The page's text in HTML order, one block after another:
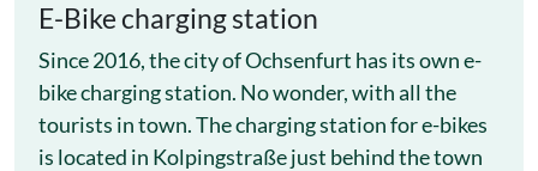
E-Bike charging station
Since 2016, the city of Ochsenfurt has its own e-
bike charging station. No wonder, with all the
tourists in town. The charging station for e-bikes
is located in Kolpingstraße just behind the town